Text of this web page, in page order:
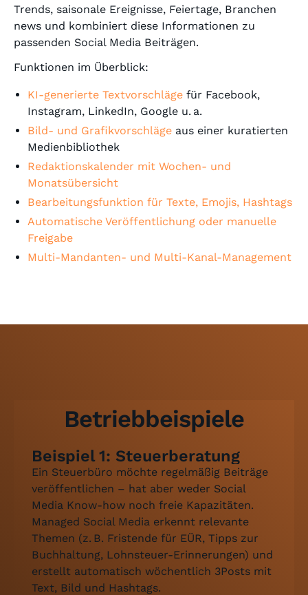
Trends, saisonale Ereignisse, Feiertage, Branchen
news und kombiniert diese Informationen zu
passenden Social Media Beiträgen.
Funktionen im Überblick:
KI-generierte Textvorschlägefür Facebook,
Instagram, LinkedIn, Google u. a.
Bild- und Grafikvorschlägeaus einer kuratierten
Medienbibliothek
Redaktionskalender mit Wochen- und
Monatsübersicht
Bearbeitungsfunktion für Texte, Emojis, Hashtags
Automatische Veröffentlichung oder manuelle
Freigabe
Multi-Mandanten- und Multi-Kanal-Management
Betriebbeispiele
Beispiel 1: Steuerberatung
Ein Steuerbüro möchte regelmäßig Beiträge
veröffentlichen – hat aber weder Social
Media Know-how noch freie Kapazitäten.
Managed Social Media erkennt relevante
Themen (z. B. Fristende für EÜR, Tipps zur
Buchhaltung, Lohnsteuer-Erinnerungen) und
erstellt automatisch wöchentlich 3Posts mit
Text, Bild und Hashtags.